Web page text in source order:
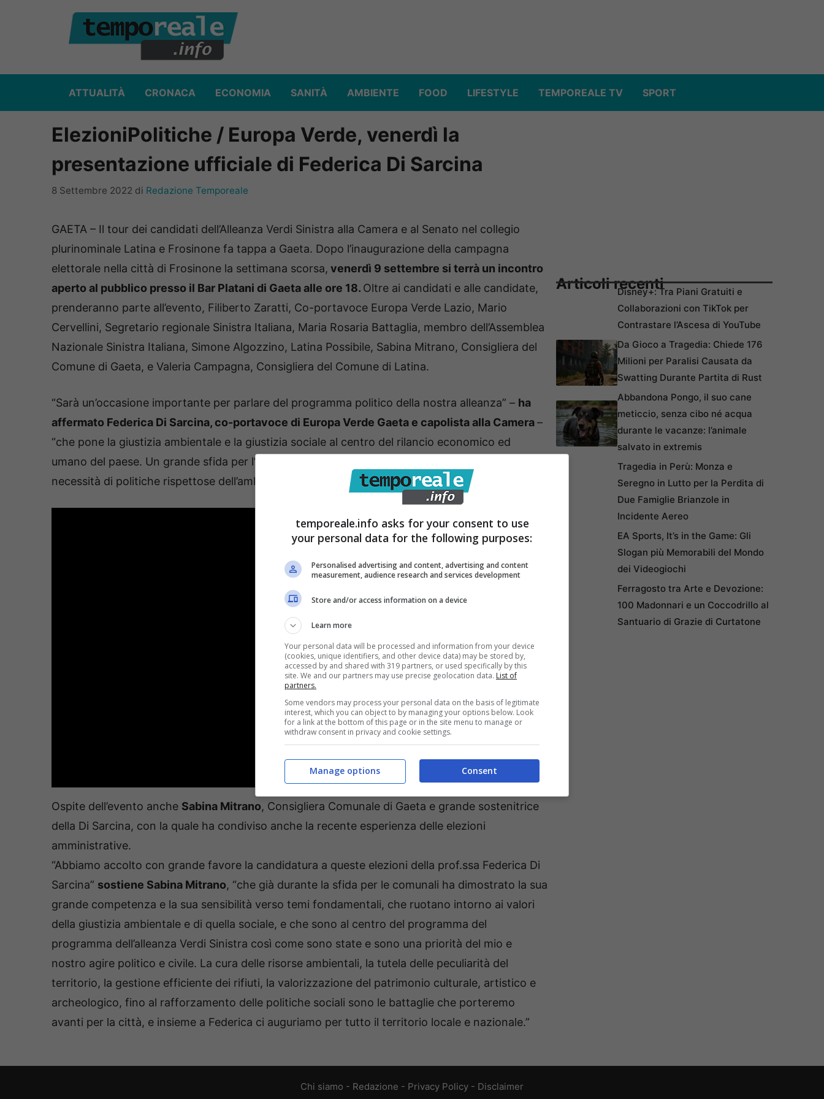
ATTUALITÀ CRONACA ECONOMIA SANITÀ AMBIENTE FOOD LIFESTYLE TEMPOREALE TV SPORT
ElezioniPolitiche / Europa Verde, venerdì la
presentazione ufficiale di Federica Di Sarcina
8 Settembre 2022 di Redazione Temporeale
GAETA – Il tour dei candidati dell’Alleanza Verdi Sinistra alla Camera e al Senato nel collegio
plurinominale Latina e Frosinone fa tappa a Gaeta. Dopo l’inaugurazione della campagna
elettorale nella città di Frosinone la settimana scorsa, venerdì 9 settembre si terrà un incontro
aperto al pubblico presso il Bar Platani di Gaeta alle ore 18. Oltre ai candidati e alle candidate,
prenderanno parte all’evento, Filiberto Zaratti, Co-portavoce Europa Verde Lazio, Mario
Cervellini, Segretario regionale Sinistra Italiana, Maria Rosaria Battaglia, membro dell’Assemblea
Nazionale Sinistra Italiana, Simone Algozzino, Latina Possibile, Sabina Mitrano, Consigliera del
Comune di Gaeta, e Valeria Campagna, Consigliera del Comune di Latina.
“Sarà un’occasione importante per parlare del programma politico della nostra alleanza” – ha
affermato Federica Di Sarcina, co-portavoce di Europa Verde Gaeta e capolista alla Camera–
“che pone la giustizia ambientale e la giustizia sociale al centro del rilancio economico ed
umano del paese. Un grande sfida per l’Italia e per il sud pontino, in particolare, dove la
necessità di politiche rispettose dell’ambiente e delle persone appare particolarmente urgente”.
Ospite dell’evento anche Sabina Mitrano, Consigliera Comunale di Gaeta e grande sostenitrice
della Di Sarcina, con la quale ha condiviso anche la recente esperienza delle elezioni
amministrative.
“Abbiamo accolto con grande favore la candidatura a queste elezioni della prof.ssa Federica Di
Sarcina” sostiene Sabina Mitrano, “che già durante la sfida per le comunali ha dimostrato la sua
grande competenza e la sua sensibilità verso temi fondamentali, che ruotano intorno ai valori
della giustizia ambientale e di quella sociale, e che sono al centro del programma del
programma dell’alleanza Verdi Sinistra così come sono state e sono una priorità del mio e
nostro agire politico e civile. La cura delle risorse ambientali, la tutela delle peculiarità del
territorio, la gestione efficiente dei rifiuti, la valorizzazione del patrimonio culturale, artistico e
archeologico, fino al rafforzamento delle politiche sociali sono le battaglie che porteremo
avanti per la città, e insieme a Federica ci auguriamo per tutto il territorio locale e nazionale.”
Articoli recentiDisney+: Tra Piani Gratuiti e
Collaborazioni con TikTok per
Contrastare l’Ascesa di YouTube
Da Gioco a Tragedia: Chiede 176
Milioni per Paralisi Causata da
Swatting Durante Partita di Rust
Abbandona Pongo, il suo cane
meticcio, senza cibo né acqua
durante le vacanze: l’animale
salvato in extremis
Tragedia in Perù: Monza e
Seregno in Lutto per la Perdita di
Due Famiglie Brianzole in
Incidente Aereo
EA Sports, It’s in the Game: Gli
Slogan più Memorabili del Mondo
dei Videogiochi
Ferragosto tra Arte e Devozione:
100 Madonnari e un Coccodrillo al
Santuario di Grazie di Curtatone
Chi siamo - Redazione - Privacy Policy - Disclaimer
temporeale.info asks for your consent to use
your personal data for the following purposes:
Personalised advertising and content, advertising and content
measurement, audience research and services development
Store and/or access information on a device
Learn more
Your personal data will be processed and information from your device
(cookies, unique identifiers, and other device data) may be stored by,
accessed by and shared with 319 partners, or used specifically by this
site. We and our partners may use precise geolocation data. List of
partners.
Some vendors may process your personal data on the basis of legitimate
interest, which you can object to by managing your options below. Look
for a link at the bottom of this page or in the site menu to manage or
withdraw consent in privacy and cookie settings.
Consent
Manage options